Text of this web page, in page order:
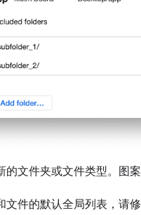
文件夹或文件类型。图
文件的默认全局列表，请